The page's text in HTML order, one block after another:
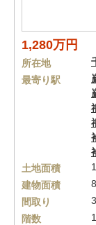
1,280万円
所在地
最寄り駅
土地面積
建物面積
間取り
階数